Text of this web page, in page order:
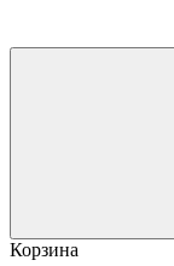
Корзина